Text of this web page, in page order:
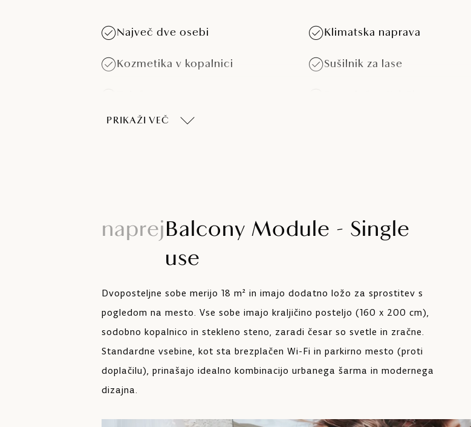
Največ dve osebi Klimatska naprava
Kozmetika v kopalnici Sušilnik za lase
Hišni ljubljenčki so dovoljeni
PRIKAŽI VEČ
naprejBalcony Module - Single
use
Dvoposteljne sobe merijo 18 m² in imajo dodatno ložo za sprostitev s
pogledom na mesto. Vse sobe imajo kraljičino posteljo (160 x 200 cm),
sodobno kopalnico in stekleno steno, zaradi česar so svetle in zračne.
Standardne vsebine, kot sta brezplačen Wi-Fi in parkirno mesto (proti
doplačilu), prinašajo idealno kombinacijo urbanega šarma in modernega
dizajna.